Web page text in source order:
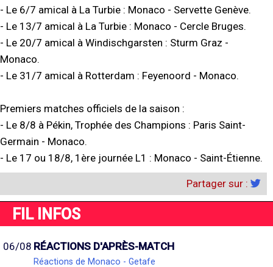
- Le 6/7 amical à La Turbie : Monaco - Servette Genève.
- Le 13/7 amical à La Turbie : Monaco - Cercle Bruges.
- Le 20/7 amical à Windischgarsten : Sturm Graz -
Monaco.
- Le 31/7 amical à Rotterdam : Feyenoord - Monaco.
Premiers matches officiels de la saison :
- Le 8/8 à Pékin, Trophée des Champions : Paris Saint-
Germain - Monaco.
- Le 17 ou 18/8, 1ère journée L1 : Monaco - Saint-Étienne.
Partager sur :
FIL INFOS
06/08 RÉACTIONS D'APRÈS-MATCH
Réactions de Monaco - Getafe